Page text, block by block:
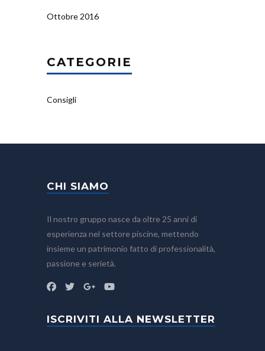
Ottobre 2016
CATEGORIE
Consigli
CHI SIAMO
Il nostro gruppo nasce da oltre 25 anni di
esperienza nel settore piscine, mettendo
insieme un patrimonio fatto di professionalità,
passione e serietà.
ISCRIVITI ALLA NEWSLETTER